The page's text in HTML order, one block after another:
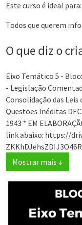
Este curso é ideal para:
Todos que querem
O que diz o
Eixo Temático 5 -
- Legislação
Consolidação das Leis
Questões Inéditas
1943 * EM
link abaixo: https://
Mostrar mais ↓